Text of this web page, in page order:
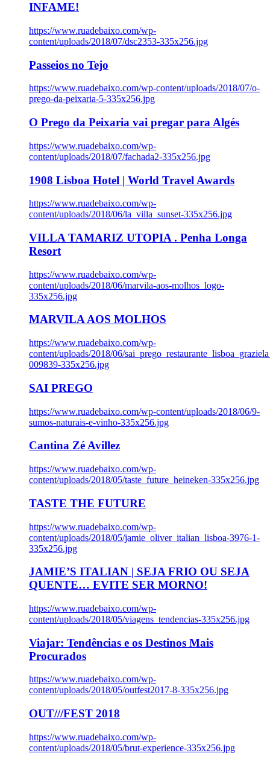
INFAME!
https://www.ruadebaixo.com/wp-
content/uploads/2018/07/dsc2353-335x256.jpg
Passeios no Tejo
https://www.ruadebaixo.com/wp-content/uploads/2018/07/o-
prego-da-peixaria-5-335x256.jpg
O Prego da Peixaria vai pregar para Algés
https://www.ruadebaixo.com/wp-
content/uploads/2018/07/fachada2-335x256.jpg
1908 Lisboa Hotel | World Travel Awards
https://www.ruadebaixo.com/wp-
content/uploads/2018/06/la_villa_sunset-335x256.jpg
VILLA TAMARIZ UTOPIA . Penha Longa
Resort
https://www.ruadebaixo.com/wp-
content/uploads/2018/06/marvila-aos-molhos_logo-
335x256.jpg
MARVILA AOS MOLHOS
https://www.ruadebaixo.com/wp-
content/uploads/2018/06/
009839-335x256.jpg
SAI PREGO
https://www.ruadebaixo.com/wp-content/uploads/2018/06/9-
sumos-naturais-e-vinho-335x256.jpg
Cantina Zé Avillez
https://www.ruadebaixo.com/wp-
content/uploads/2018/05/taste_future_heineken-335x256.jpg
TASTE THE FUTURE
https://www.ruadebaixo.com/wp-
content/uploads/2018/05/jamie_oliver_italian_lisboa-3976-1-
335x256.jpg
JAMIE’S ITALIAN | SEJA FRIO OU SEJA
QUENTE… EVITE SER MORNO!
https://www.ruadebaixo.com/wp-
content/uploads/2018/05/viagens_tendencias-335x256.jpg
Viajar: Tendências e os Destinos Mais
Procurados
https://www.ruadebaixo.com/wp-
content/uploads/2018/05/outfest2017-8-335x256.jpg
OUT///FEST 2018
https://www.ruadebaixo.com/wp-
content/uploads/2018/05/brut-experience-335x256.jpg